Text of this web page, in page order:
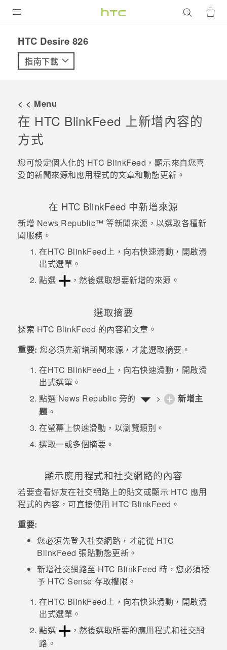
VIVE
配件
VIVERSE
優惠專區
焦點訊息
企業採購
銷售門市
VIVELAND
HTC Desire 826‎
指南下載
< < Menu
在 HTC BlinkFeed 上新增內容的
方式
您可設定個人化的 HTC BlinkFeed ，顯示來自您喜
愛的新聞來源和應用程式的文章和動態更新。
在 HTC BlinkFeed 中新增來源
新增 News Republic™ 等新聞來源，以選取各種新
聞服務。
在HTC BlinkFeed上，向右快速滑動，開啟滑
出式選單。
點選
，然後選取想要新增的來源。
選取摘要
探索 HTC BlinkFeed 的內容和文章。
重要: 您必須先新增新聞來源，才能選取摘要。
在HTC BlinkFeed 上，向右快速滑動，開啟滑
出式選單。
點選 News Republic 旁的 >
新增主
題。
在螢幕上快速滑動，以瀏覽類別。
選取一或多個摘要。
顯示應用程式和社交網路的內容
若要查看好友在社交網路上的貼文或顯示 HTC 應用
程式的內容，可直接使用 HTC BlinkFeed 。
重要:
您必須先登入社交網路，才能從 HTC
BlinkFeed 張貼動態更新。
新增社交網路至 HTC BlinkFeed 時，您必須授
予 HTC Sense 存取權限。
在HTC BlinkFeed上，向右快速滑動，開啟滑
出式選單。
點選
，然後選取所要的應用程式和社交網
路。